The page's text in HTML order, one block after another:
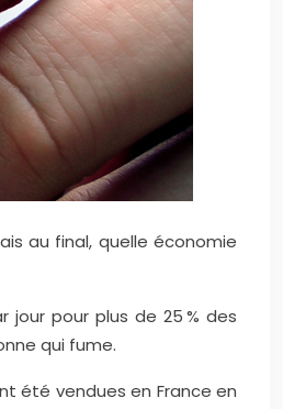
au final, quelle économie
jour pour plus de 25 % des
qui fume.
été vendues en France en